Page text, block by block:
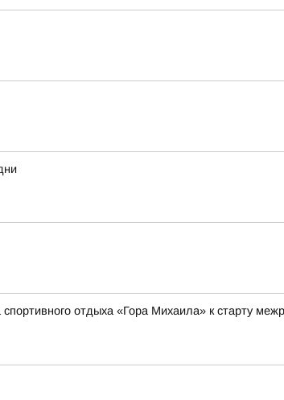
отдыха «Гора Михаила» к старту